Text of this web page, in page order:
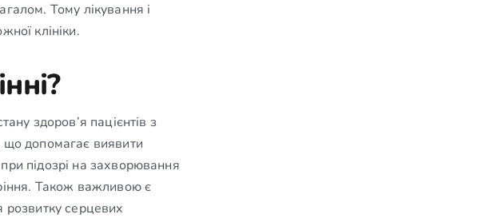
Тому лікування і
клініки.
здоров’я пацієнтів з
що допомагає виявити
підозрі на захворювання
Також важливою є
розвитку серцевих